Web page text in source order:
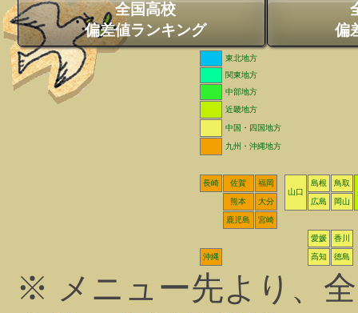
全国高校
偏差値ランキング
偏
東北地方
関東地方
中部地方
近畿地方
中国・四国地方
九州・沖縄地方
長崎 佐賀
福岡
山口
島根
鳥取
熊本
大分 広島 岡山
鹿児島 宮崎
愛媛 香川
沖縄 高知 徳島
※ メニュー先より、